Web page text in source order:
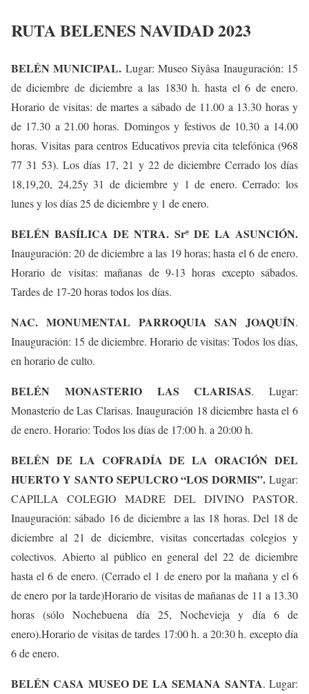
RUTA BELENES NAVIDAD 2023
BELÉN MUNICIPAL. Lugar: Museo Siyâsa Inauguración: 15
de diciembre de diciembre a las 1830 h. hasta el 6 de enero.
Horario de visitas: de martes a sábado de 11.00 a 13.30 horas y
de 17.30 a 21.00 horas. Domingos y festivos de 10.30 a 14.00
horas. Visitas para centros Educativos previa cita telefónica (968
77 31 53). Los días 17, 21 y 22 de diciembre Cerrado los días
18,19,20, 24,25y 31 de diciembre y 1 de enero. Cerrado: los
lunes y los días 25 de diciembre y 1 de enero.
BELÉN BASÍLICA DE NTRA. Srª DE LA ASUNCIÓN.
Inauguración: 20 de diciembre a las 19 horas; hasta el 6 de enero.
Horario de visitas: mañanas de 9-13 horas excepto sábados.
Tardes de 17-20 horas todos los días.
NAC. MONUMENTAL PARROQUIA SAN JOAQUÍN.
Inauguración: 15 de diciembre. Horario de visitas: Todos los días,
en horario de culto.
BELÉN MONASTERIO LAS CLARISAS. Lugar:
Monasterio de Las Clarisas. Inauguración 18 diciembre hasta el 6
de enero. Horario: Todos los días de 17:00 h. a 20:00 h.
BELÉN DE LA COFRADÍA DE LA ORACIÓN DEL
HUERTO Y SANTO SEPULCRO “LOS DORMIS”. Lugar:
CAPILLA COLEGIO MADRE DEL DIVINO PASTOR.
Inauguración: sábado 16 de diciembre a las 18 horas. Del 18 de
diciembre al 21 de diciembre, visitas concertadas colegios y
colectivos. Abierto al público en general del 22 de diciembre
hasta el 6 de enero. (Cerrado el 1 de enero por la mañana y el 6
de enero por la tarde)Horario de visitas de mañanas de 11 a 13.30
horas (sólo Nochebuena día 25, Nochevieja y día 6 de
enero).Horario de visitas de tardes 17:00 h. a 20:30 h. excepto día
6 de enero.
BELÉN CASA MUSEO DE LA SEMANA SANTA. Lugar: